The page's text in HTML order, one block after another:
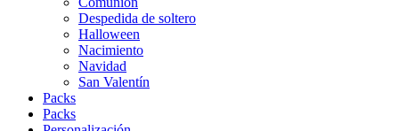
Despedida de soltero
Halloween
Nacimiento
Navidad
San Valentín
Packs
Packs